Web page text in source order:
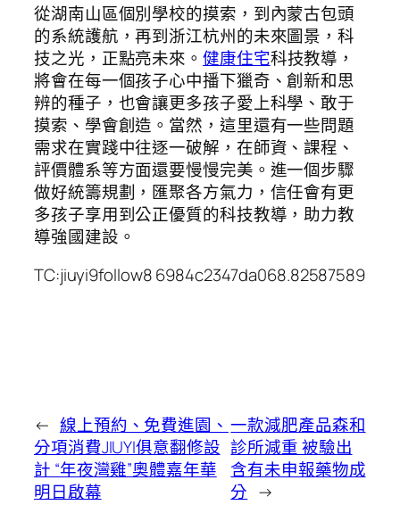
從湖南山區個別學校的摸索，到內蒙古包頭
的系統護航，再到浙江杭州的未來圖景，科
技之光，正點亮未來。 健康住宅科技教導，
將會在每一個孩子心中播下獵奇、創新和思
辨的種子，也會讓更多孩子愛上科學、敢于
摸索、學會創造。當然，這里還有一些問題
需求在實踐中往逐一破解，在師資、課程、
評價體系等方面還要慢慢完美。進一個步驟
做好統籌規劃，匯聚各方氣力，信任會有更
多孩子享用到公正優質的科技教導，助力教
導強國建設。
TC:jiuyi9follow8 6984c2347da068.82587589
← 線上預約、免費進園、
分項消費JIUYI俱意翻修設
計 “年夜灣雞”奧體嘉年華
明日啟幕
一款減肥產品森和
診所減重 被驗出
含有未申報藥物成
分 →